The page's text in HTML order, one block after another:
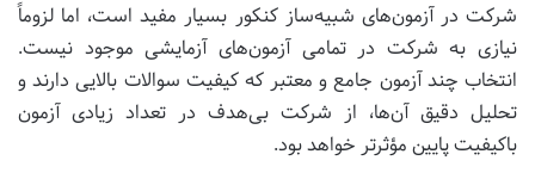
شرکت در آزمون‌های شبیه‌ساز کنکور بسیار مفید است، اما لزوماً
نیازی به شرکت در تمامی آزمون‌های آزمایشی موجود نیست.
انتخاب چند آزمون جامع و معتبر که کیفیت سوالات بالایی دارند و
تحلیل دقیق آن‌ها، از شرکت بی‌هدف در تعداد زیادی آزمون
باکیفیت پایین مؤثرتر خواهد بود.